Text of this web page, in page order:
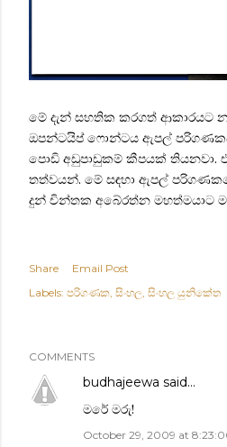
මේ දැන් සහතික කරගත් ආකාරයට
ඔපන්ටයිප් ෆොන්ටය ඇපල්
පොඩි අඩුපාඩුකම් කීපයක් තියනවා.
තත්වයන්. මේ සඳහා ඇපල්
දුන් චින්තක අබේරත්න මහත්මයාට
Share
Email Post
Labels: පරිගණක සිංහල සිංහල යුනිකේත
COMMENTS
budhajeewa said…
මරේ මරු!
October 29, 2009 at